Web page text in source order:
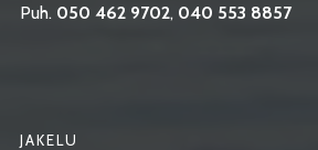
Puh. 050 462 9702, 040 553 8857
JAKELU